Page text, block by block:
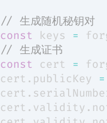
// 生成随机秘钥对
const keys =
// 生成证书
const cert =
cert . publicKey =
cert .
cert . validity .